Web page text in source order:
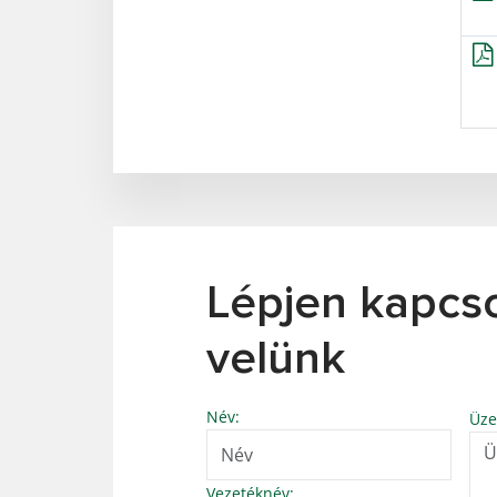
Lépjen
velünk
Név: